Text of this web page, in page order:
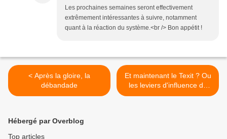
Les prochaines semaines seront effectivement
extrêmement intéressantes à suivre, notamment
quant à la réaction du système.<br /> Bon appétit !
< Après la gloire, la
débandade
Et maintenant le Texit ? Ou
les leviers d'influence de
Poutine aux Etats-Unis >
Hébergé par Overblog
Top articles